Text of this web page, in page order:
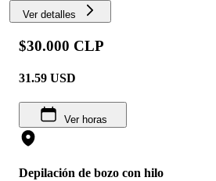
Ver detalles
$30.000 CLP
31.59 USD
Ver horas
Depilación de bozo con hilo